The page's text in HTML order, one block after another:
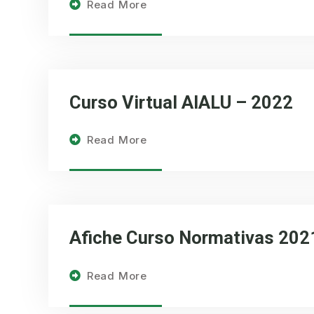
Read More
Curso Virtual AIALU – 2022
Read More
Afiche Curso Normativas
Read More